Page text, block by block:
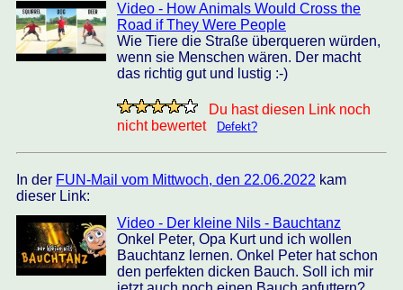
Video - How Animals Would Cross the
Road if They Were People
Wie Tiere die Straße überqueren würden,
wenn sie Menschen wären. Der macht
das richtig gut und lustig :-)
Du hast diesen Link noch
nicht bewertet
Defekt?
In der FUN-Mail vom Mittwoch, den 22.06.2022 kam
dieser Link:
Video - Der kleine Nils - Bauchtanz
Onkel Peter, Opa Kurt und ich wollen
Bauchtanz lernen. Onkel Peter hat schon
den perfekten dicken Bauch. Soll ich mir